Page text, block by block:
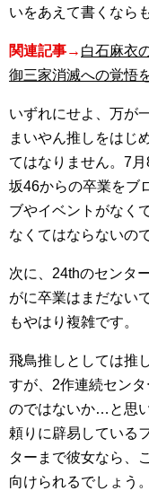
いをあえて書くなら
関連記事→ 白石麻衣
御三家消滅への覚悟
いずれにせよ、万が
まいやん推しをはじ
てはなりません。7
坂46からの卒業をブ
ブやイベントがなく
なくてはならないの
次に、24thのセンタ
がに卒業はまだない
もやはり複雑です。
飛鳥推しとしては推
すが、2作連続セン
のではないか…と思
頼りに辟易している
ターまで彼女なら、
向けられるでしょう。